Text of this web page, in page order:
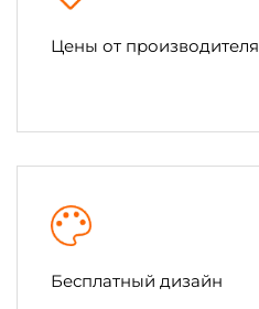
Цены от производителя
Бесплатный дизайн